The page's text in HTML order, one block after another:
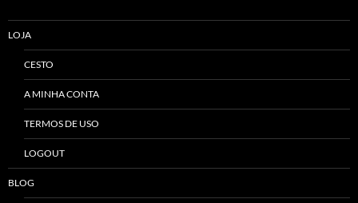
LOJA
CESTO
A MINHA CONTA
TERMOS DE USO
LOGOUT
BLOG